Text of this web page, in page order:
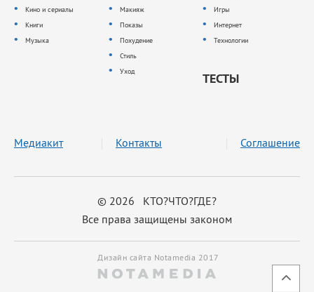
Кино и сериалы
Книги
Музыка
Макияж
Показы
Похудение
Стиль
Уход
Игры
Интернет
Технологии
ТЕСТЫ
© 2026 КТО?ЧТО?ГДЕ?
Все права защищены законом
Медиакит Контакты Соглашение
Дизайн сайта Notamedia 2017